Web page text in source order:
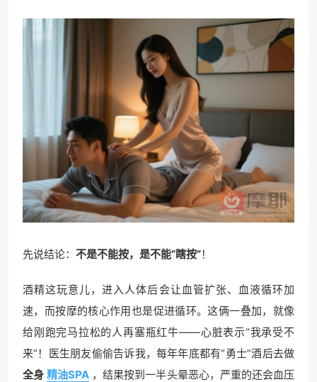
先说结论： 不是不能按，是不能“瞎按”！
酒精这玩意儿，进入人体后会让血管扩张、血液循环加
速，而按摩的核心作用也是促进循环。这俩一叠加，就像
给刚跑完马拉松的人再塞瓶红牛——心脏表示“我承受不
来”！医生朋友偷偷告诉我，每年年底都有“勇士”酒后去做
全身 精油SPA ，结果按到一半头晕恶心，严重的还会血压